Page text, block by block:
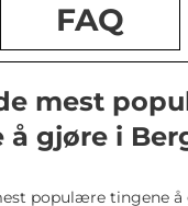
FAQ
mest
gjøre i
populære tingene å